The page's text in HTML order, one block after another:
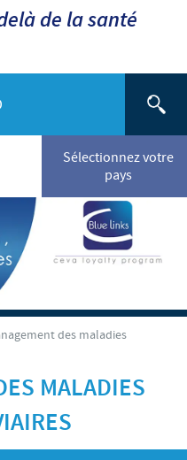
de la santé
Sélectionnez votre
pays
des maladies
MALADIES